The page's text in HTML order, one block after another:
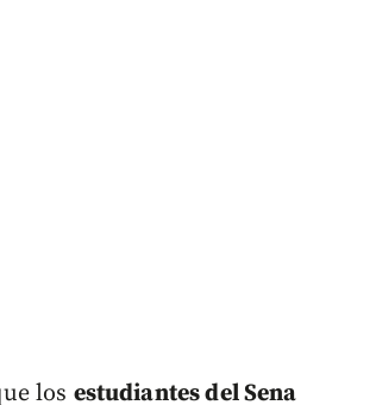
los estudiantes del Sena